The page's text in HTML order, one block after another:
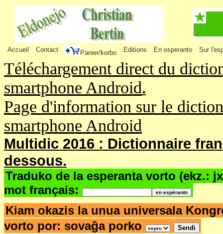
Accueil Contact Panier/korbo Editions En esperanto Sur
Téléchargement direct du
smartphone Android.
Page d'information sur le
smartphone Android
Multidic 2016 : Dictionnaire
dessous.
Traduko de la esperanta vorto (ekz.:
mot français:
Kiam okazis la unua universala
vorto por: sovaĝa porko